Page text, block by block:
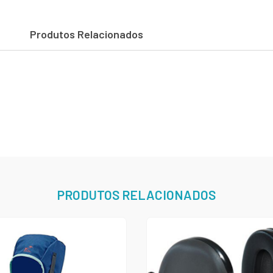
Produtos Relacionados
PRODUTOS RELACIONADOS